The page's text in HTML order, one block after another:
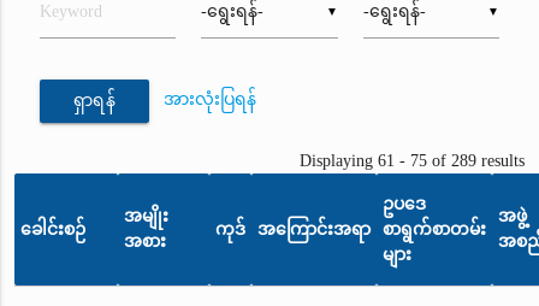
▼ ▼
ရှာရန် အားလုံးပြရန်
Displaying 61 - 75 of 289 results
ခေါင်းစဉ်
အမျိုး
အစား
ကုဒ် အကြောင်းအရာ
ဥပဒေ
စာရွက်စာတမ်း
များ
အဖွဲ့
အစ